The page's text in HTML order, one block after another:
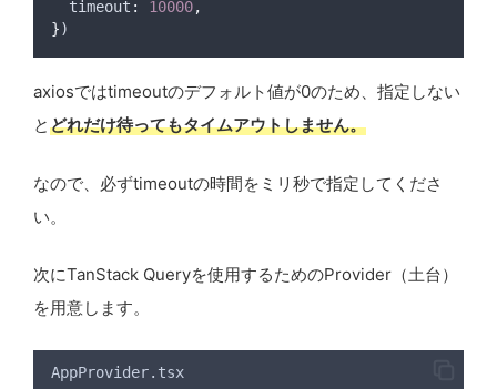
timeout : 10000,
})
axiosではtimeoutのデフォルト値が0のため、指定しない
とどれだけ待ってもタイムアウトしません。
なので、必ずtimeoutの時間をミリ秒で指定してくださ
い。
次にTanStack Queryを使用するためのProvider（土台）
を用意します。
AppProvider.tsx